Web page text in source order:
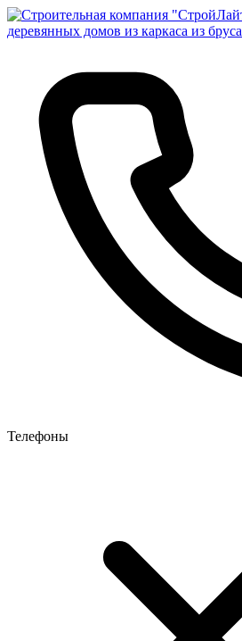
деревянных домов из каркаса из бруса
Телефоны